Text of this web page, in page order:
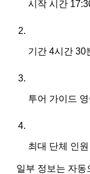
시작 시간
기간 4시간 30
투어 가이드 영
최대 단체 인원
일부 정보는 자동